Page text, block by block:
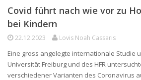
Covid führt nach wie vor zu
bei Kindern
22.12.2023 Lovis Noah Cassaris
Eine gross angelegte internationale Studie
Universität Freiburg und des HFR
verschiedener Varianten des Coronavirus